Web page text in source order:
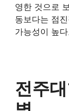
영한 것으로
동보다는 점
가능성이 높
전주